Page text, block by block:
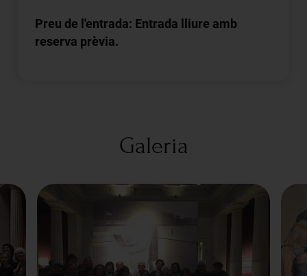
Preu de l'entrada: Entrada lliure amb
reserva prèvia.
Galeria